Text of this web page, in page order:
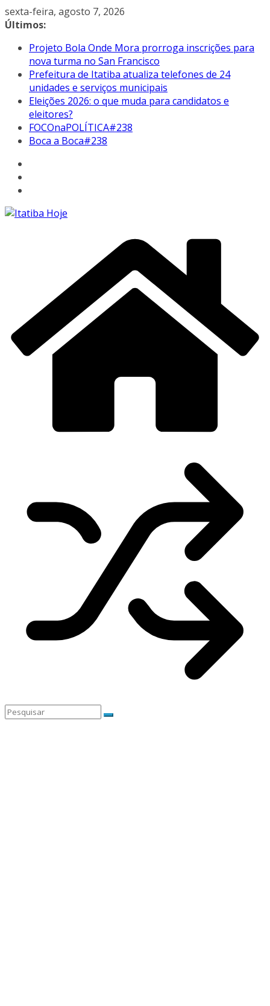
Pular
para
conteúdo
sexta-feira, agosto 7, 2026
Últimos:
Projeto Bola Onde Mora prorroga inscrições para
nova turma no San Francisco
Prefeitura de Itatiba atualiza telefones de 24
unidades e serviços municipais
Eleições 2026: o que muda para candidatos e
eleitores?
FOCOnaPOLÍTICA#238
Boca a Boca#238